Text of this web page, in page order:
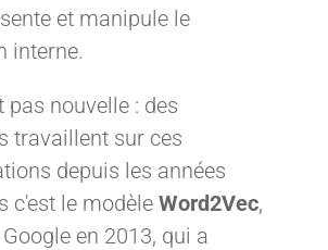
et manipule le
interne.
pas nouvelle : des
travaillent sur ces
depuis les années
c'est le modèle Word2Vec,
en 2013, qui a